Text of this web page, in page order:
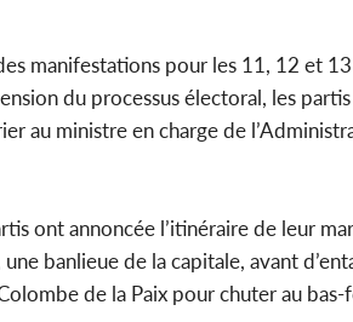
manifestations pour les 11, 12 et
du processus électoral, les
au ministre en charge de
ont annoncée l’itinéraire de leur
banlieue de la capitale, avant
de la Paix pour chuter au